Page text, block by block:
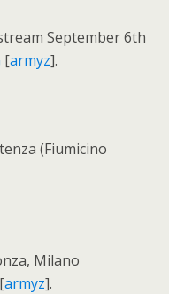
September 6th
[armyz].
(Fiumicino
Milano
[armyz].